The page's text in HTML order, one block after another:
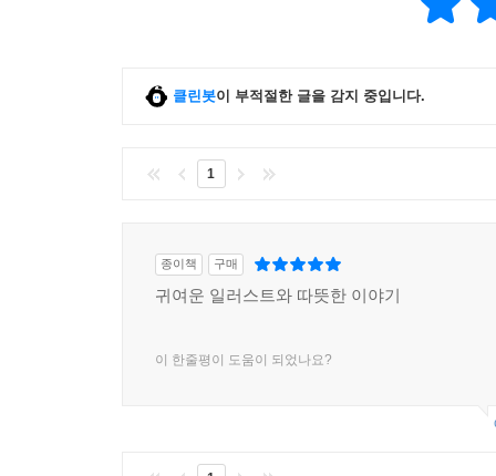
클린봇이 부적절한 글을 감지 중입니다.
1
종이책 구매
귀여운 일러스트와 따뜻한 이야기
이 한줄평이 도움이 되었나요?